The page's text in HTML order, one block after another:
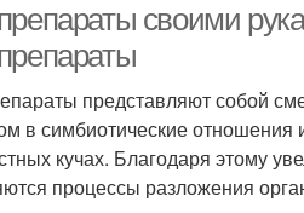
своими
представляют собой
в симбиотические
кучах. Благодаря этому
процессы разложения